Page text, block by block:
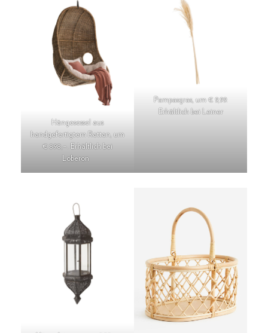
Hängesessel aus
handgefertigtem Rattan, um
€ 898,–. Erhältlich bei
Loberon
Pampasgras, um € 9,99.
Erhältlich bei Leiner